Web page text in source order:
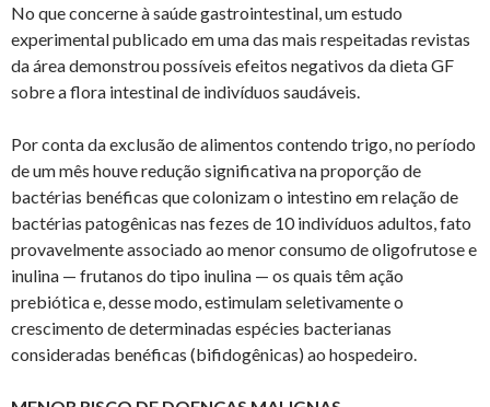
No que concerne à saúde gastrointestinal, um estudo
experimental publicado em uma das mais respeitadas revistas
da área demonstrou possíveis efeitos negativos da dieta GF
sobre a flora intestinal de indivíduos saudáveis.
Por conta da exclusão de alimentos contendo trigo, no período
de um mês houve redução significativa na proporção de
bactérias benéficas que colonizam o intestino em relação de
bactérias patogênicas nas fezes de 10 indivíduos adultos, fato
provavelmente associado ao menor consumo de oligofrutose e
inulina — frutanos do tipo inulina — os quais têm ação
prebiótica e, desse modo, estimulam seletivamente o
crescimento de determinadas espécies bacterianas
consideradas benéficas (bifidogênicas) ao hospedeiro.